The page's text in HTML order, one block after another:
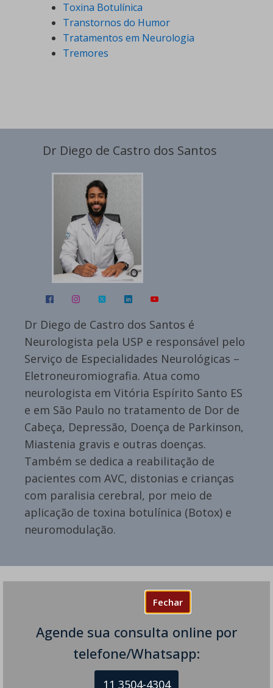
Fechar
Agende sua consulta online por
telefone/Whatsapp:
11 3504-4304
Toxina Botulínica
Transtornos do Humor
Tratamentos em Neurologia
Tremores
Dr Diego de Castro dos Santos
Dr Diego de Castro dos Santos é
Neurologista pela USP e responsável pelo
Serviço de Especialidades Neurológicas –
Eletroneuromiografia. Atua como
neurologista em Vitória Espírito Santo ES
e em São Paulo no tratamento de Dor de
Cabeça, Depressão, Doença de Parkinson,
Miastenia gravis e outras doenças.
Também se dedica a reabilitação de
pacientes com AVC, distonias e crianças
com paralisia cerebral, por meio de
aplicação de toxina botulínica (Botox) e
neuromodulação.
One comment on “Como é o Tremor
na Doença de Parkinson?”
Tremor Vocal ou Laríngeo – Saiba Mais sobre